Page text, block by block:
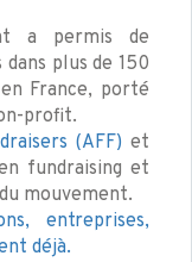
a permis de
plus de 150
France, porté
profit.
(AFF) et
fundraising et
mouvement.
entreprises,
déjà.